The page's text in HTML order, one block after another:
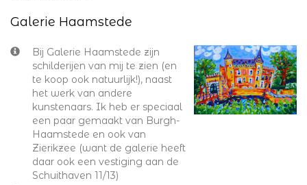
Galerie Haamstede
Bij Galerie Haamstede zijn
schilderijen van mij te zien (en
te koop ook natuurlijk!), naast
het werk van andere
kunstenaars. Ik heb er speciaal
een paar gemaakt van Burgh-
Haamstede en ook van
Zierikzee (want de galerie heeft
daar ook een vestiging aan de
Schuithaven 11/13)